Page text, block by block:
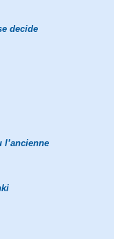
decide